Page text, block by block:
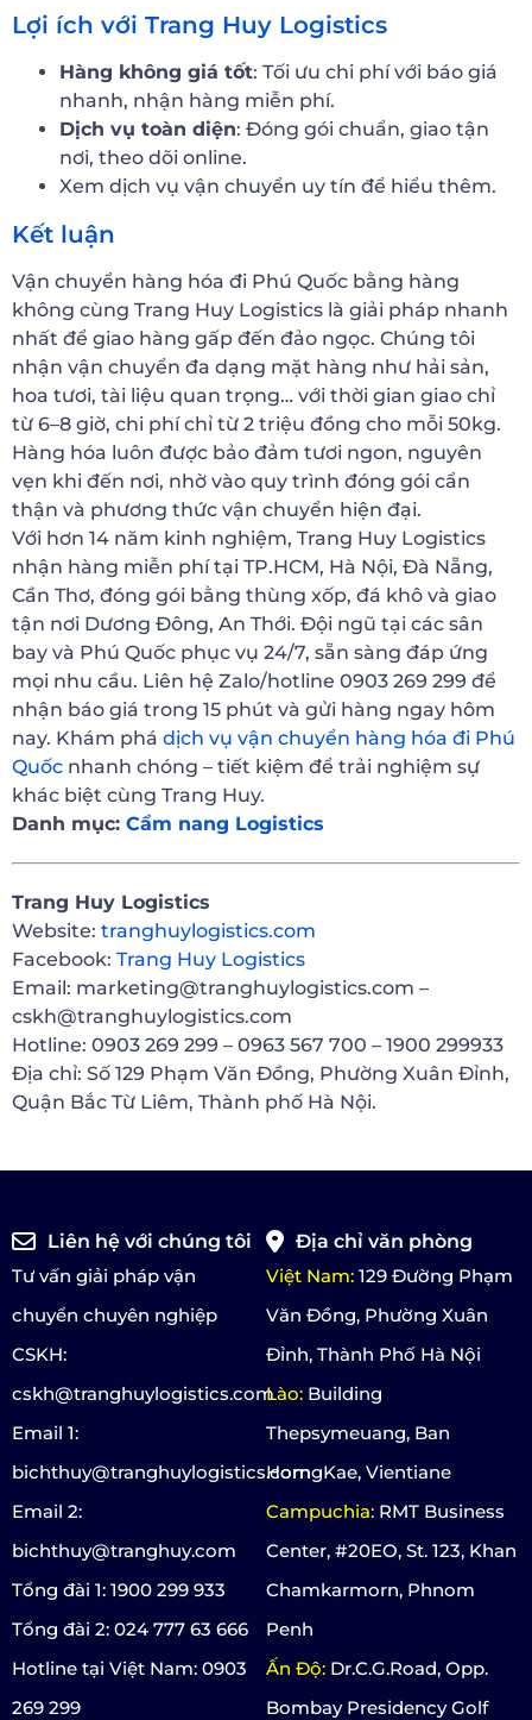
Lợi ích với Trang Huy Logistics
Hàng không giá tốt: Tối ưu chi phí với báo giá
nhanh, nhận hàng miễn phí.
Dịch vụ toàn diện: Đóng gói chuẩn, giao tận
nơi, theo dõi online.
Xem dịch vụ vận chuyển uy tín để hiểu thêm.
Kết luận
Vận chuyển hàng hóa đi Phú Quốc bằng hàng
không cùng Trang Huy Logistics là giải pháp nhanh
nhất để giao hàng gấp đến đảo ngọc. Chúng tôi
nhận vận chuyển đa dạng mặt hàng như hải sản,
hoa tươi, tài liệu quan trọng… với thời gian giao chỉ
từ 6–8 giờ, chi phí chỉ từ 2 triệu đồng cho mỗi 50kg.
Hàng hóa luôn được bảo đảm tươi ngon, nguyên
vẹn khi đến nơi, nhờ vào quy trình đóng gói cẩn
thận và phương thức vận chuyển hiện đại.
Với hơn 14 năm kinh nghiệm, Trang Huy Logistics
nhận hàng miễn phí tại TP.HCM, Hà Nội, Đà Nẵng,
Cần Thơ, đóng gói bằng thùng xốp, đá khô và giao
tận nơi Dương Đông, An Thới. Đội ngũ tại các sân
bay và Phú Quốc phục vụ 24/7, sẵn sàng đáp ứng
mọi nhu cầu. Liên hệ Zalo/hotline 0903 269 299 để
nhận báo giá trong 15 phút và gửi hàng ngay hôm
nay. Khám phá dịch vụ vận chuyển hàng hóa đi Phú
Quốc nhanh chóng – tiết kiệm để trải nghiệm sự
khác biệt cùng Trang Huy.
Danh mục: Cẩm nang Logistics
Trang Huy Logistics
Website: tranghuylogistics.com
Facebook: Trang Huy Logistics
Email: marketing@tranghuylogistics.com –
cskh@tranghuylogistics.com
Hotline: 0903 269 299 – 0963 567 700 – 1900 299933
Địa chỉ: Số 129 Phạm Văn Đồng, Phường Xuân Đỉnh,
Quận Bắc Từ Liêm, Thành phố Hà Nội.
Liên hệ với chúng tôi
Tư vấn giải pháp vận
chuyển chuyên nghiệp
CSKH:
cskh@tranghuylogistics.com
Email 1:
bichthuy@tranghuylogistics.com
Email 2:
bichthuy@tranghuy.com
Tổng đài 1: 1900 299 933
Tổng đài 2: 024 777 63 666
Hotline tại Việt Nam: 0903
269 299
Địa chỉ văn phòng
Việt Nam: 129 Đường Phạm
Văn Đồng, Phường Xuân
Đỉnh, Thành Phố Hà Nội
Lào: Building
Thepsymeuang, Ban
HorngKae, Vientiane
Campuchia: RMT Business
Center, #20EO, St. 123, Khan
Chamkarmorn, Phnom
Penh
Ấn Độ: Dr.C.G.Road, Opp.
Bombay Presidency Golf